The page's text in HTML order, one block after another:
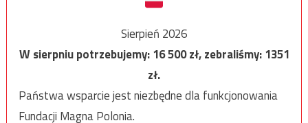
Sierpień 2026
W sierpniu potrzebujemy:16 500zł, zebraliśmy:1351
zł.
Państwa wsparcie jest niezbędne dla funkcjonowania
Fundacji Magna Polonia.